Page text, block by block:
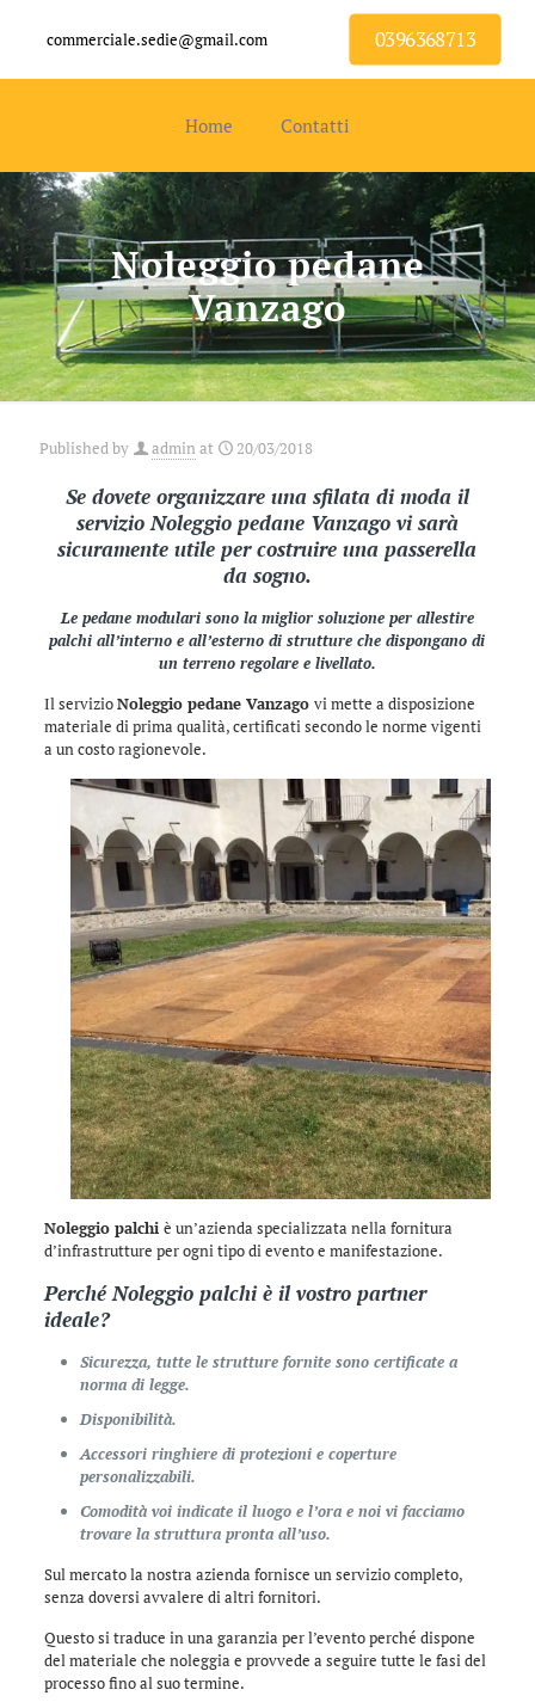
commerciale.sedie@gmail.com 0396368713
Home Contatti
Noleggio pedane
Vanzago
Published by admin at 20/03/2018
Se dovete organizzare una sfilata di moda il
servizio Noleggio pedane Vanzago vi sarà
sicuramente utile per costruire una passerella
da sogno.
Le pedane modulari sono la miglior soluzione per allestire
palchi all’interno e all’esterno di strutture che dispongano di
un terreno regolare e livellato.
Il servizioNoleggio pedane Vanzago vi mette a disposizione
materiale di prima qualità, certificati secondo le norme vigenti
a un costo ragionevole.
Noleggio palchi è un’azienda specializzata nella fornitura
d’infrastrutture per ogni tipo di evento e manifestazione.
PerchéNoleggio palchiè il vostro partner
ideale?
Sicurezza, tutte le strutture fornite sono certificate a
norma di legge.
Disponibilità.
Accessori ringhiere di protezioni e coperture
personalizzabili.
Comodità voi indicate il luogo e l’ora e noi vi facciamo
trovare la struttura pronta all’uso.
Sul mercato la nostra azienda fornisce un servizio completo,
senza doversi avvalere di altri fornitori.
Questo si traduce in una garanzia per l’evento perché dispone
del materiale che noleggia e provvede a seguire tutte le fasi del
processo fino al suo termine.